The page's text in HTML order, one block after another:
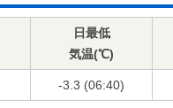
日最低
気温(℃)
-3.3 (06:40)